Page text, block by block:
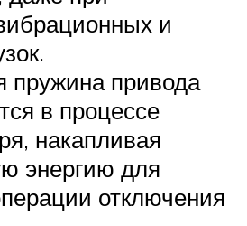
и
привода
в процессе
накапливая
энергию для
отключения